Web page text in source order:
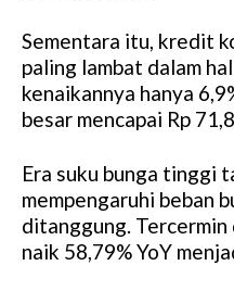
Sementara itu, kredit
paling lambat dalam
kenaikannya hanya
besar mencapai Rp
Era suku bunga tinggi
mempengaruhi beban
ditanggung. Tercermin
naik 58,79% YoY